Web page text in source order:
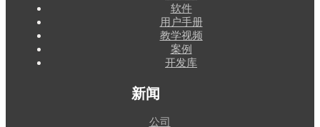
软件
用户手册
教学视频
案例
开发库
新闻
公司